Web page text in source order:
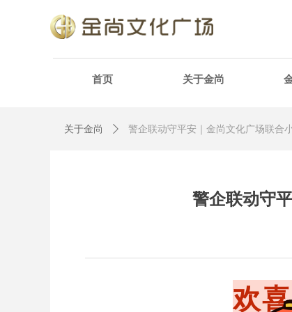
首页 关于金尚
关于金尚 ꄲ 警企联动守平安｜金尚文化广场联合
警企联动守
欢